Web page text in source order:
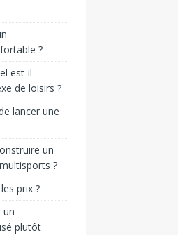
?
est-il
de loisirs ?
lancer une
un
?
prix ?
un
plutôt